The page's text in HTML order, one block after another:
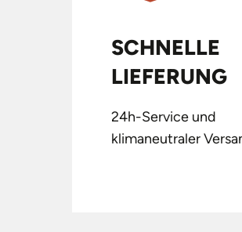
SCHNELLE
LIEFERUNG
24h-Service und
klimaneutraler